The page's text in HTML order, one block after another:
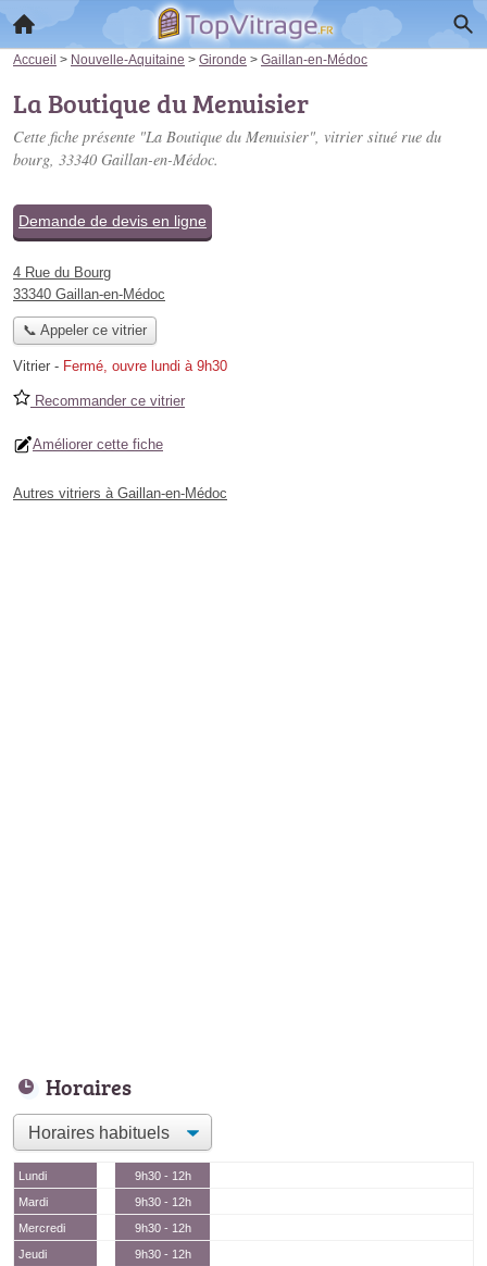
Accueil > Nouvelle-Aquitaine > Gironde > Gaillan-en-Médoc
La Boutique du Menuisier
Cette fiche présente "La Boutique du Menuisier", vitrier situé rue du
bourg, 33340 Gaillan-en-Médoc.
Demande de devis en ligne
4 Rue du Bourg
33340 Gaillan-en-Médoc
📞 Appeler ce vitrier
Vitrier - Fermé, ouvre lundi à 9h30
Recommander ce vitrier
Améliorer cette fiche
Autres vitriers à Gaillan-en-Médoc
Horaires
Lundi
9h30 - 12h
Mardi
9h30 - 12h
Mercredi
9h30 - 12h
Jeudi
9h30 - 12h